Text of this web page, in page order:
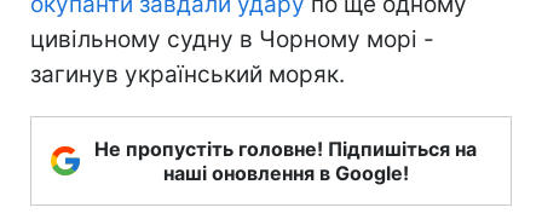
цивільному судну в Чорному морі -
загинув український моряк.
Не пропустіть головне! Підпишіться на
наші оновлення в Google!